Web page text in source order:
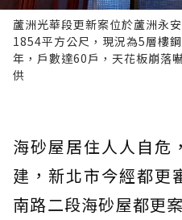
蘆洲光華段更新案位於蘆洲永
1854平方公尺，現況為5層樓
年，戶數達60戶，天花板崩落
供
海砂屋居住人人自危
建，新北市今經都更
南路二段海砂屋都更